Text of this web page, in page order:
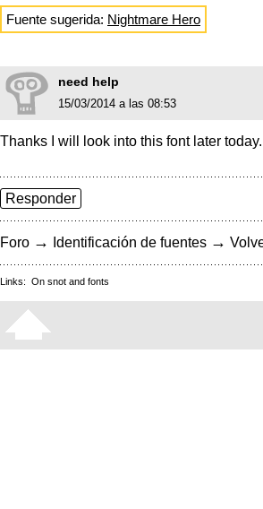
Fuente sugerida: Nightmare Hero
need help
15/03/2014 a las 08:53
Thanks I will look into this font later
Responder
Foro → Identificación de fuentes →
Links: On snot and fonts